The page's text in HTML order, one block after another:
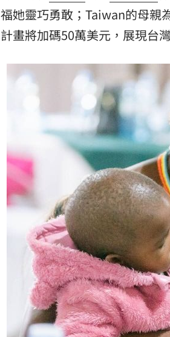
視察城鎮韌性演習 張惇涵：有準
「天坑案」楊文科一審無罪 竹檢
7月營收衝64億 王俊強：川湖是
兒遭老師綁手褲子套頭 家長見監
啦啦隊爆休息室開裸體趴 林襄上
直擊／新光三越北車最小間美麗市
台灣彩券開獎直播中 20:31
LIVE三立+24小時直播 15:27
三立iNEWS新聞台線上直播 18:00
台彩父親節推新刮刮樂千萬頭獎超
商場戰國來臨 台中「頂奢大道」
福她靈巧勇敢；Taiwan的母親
計畫將加碼50萬美元，展現台